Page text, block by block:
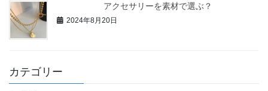
アクセサリーを素材で選ぶ？
2024年8月20日
カテゴリー